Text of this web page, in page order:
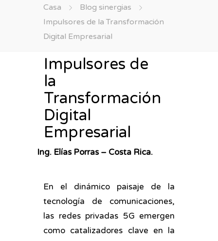
Casa
Blog sinergias
Impulsores de la Transformación
Digital Empresarial
Impulsores de
la
Transformación
Digital
Empresarial
Ing. Elías Porras – Costa Rica.
En el dinámico paisaje de la
tecnología de comunicaciones,
las redes privadas 5G emergen
como catalizadores clave en la